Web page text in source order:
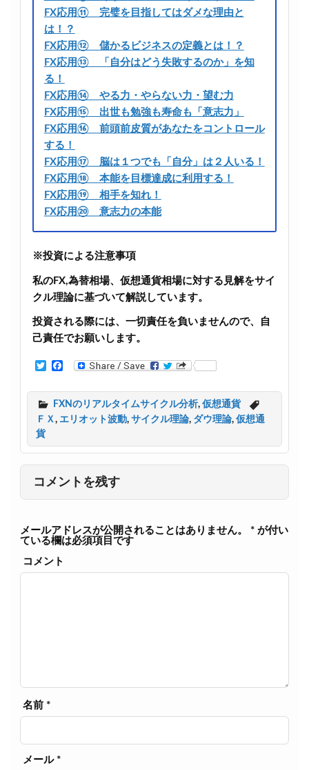
FX応用⑪ 完璧を目指してはダメな理由と
は！？
FX応用⑫ 儲かるビジネスの定義とは！？
FX応用⑬ 「自分はどう失敗するのか」を知
る！
FX応用⑭ やる力・やらない力・望む力
FX応用⑮ 出世も勉強も寿命も「意志力」
FX応用⑯ 前頭前皮質があなたをコントロール
する！
FX応用⑰ 脳は１つでも「自分」は２人いる！
FX応用⑱ 本能を目標達成に利用する！
FX応用⑲ 相手を知れ！
FX応用⑳ 意志力の本能
※投資による注意事項
私のFX,為替相場、仮想通貨相場に対する見解をサイ
クル理論に基づいて解説しています。
投資される際には、一切責任を負いませんので、自
己責任でお願いします。
t
e
r
e
b
o
FXNのリアルタイムサイクル分析, 仮想通貨
ＦＸ, エリオット波動, サイクル理論, ダウ理論, 仮想通
貨
コメントを残す
メールアドレスが公開されることはありません。 *が付い
ている欄は必須項目です
コメント
名前 *
メール *